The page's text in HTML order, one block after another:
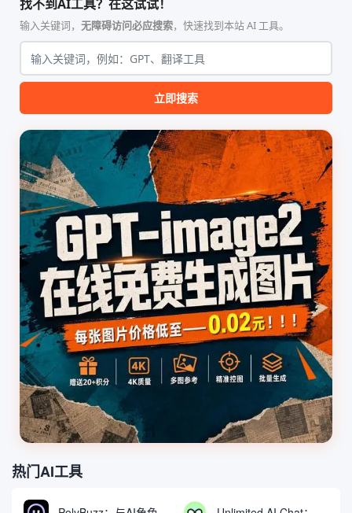
Nature、Science、Cell 等）
的论文撰写与发表流程设计。
该工具集以智能体插...
纯 Python 标准库编写，用户
无需安装...
找不到AI工具？在这试试！
输入关键词， 无障碍访问必应搜索，快速找到本站 AI 工具。
立即搜索
热门AI工具